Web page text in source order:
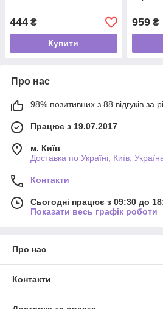
444 ₴
Купити
959₴
Про нас
98% позитивних з 88 відгуків за
Працює з 19.07.2017
м. Київ
Доставка по Україні, Київ,
Контакти
Сьогодні працює з 09:30 до
Показати весь графік роботи
Про нас
Контакти